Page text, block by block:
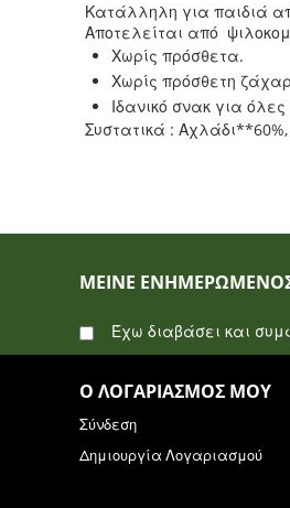
Κατάλληλη για παιδιά
Αποτελείται από
Χωρίς πρόσθετα.
Χωρίς πρόσθετη
Ιδανικό σνακ για
Συστατικά :
ΜΕΊΝΕ
Έχω διαβάσει και
Ο ΛΟΓΑΡΙΑΣΜΌΣ ΜΟΥ
Σύνδεση
Δημιουργία Λογαριασμού